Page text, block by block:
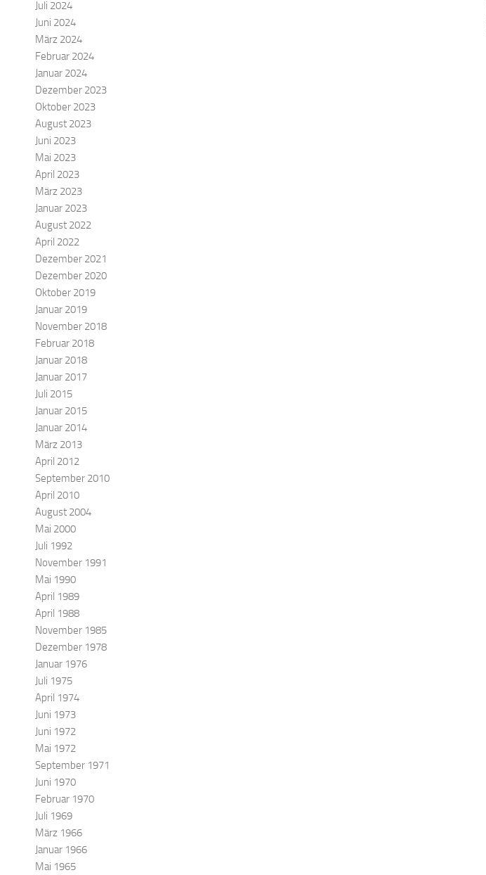
Juli 2024
Juni 2024
März 2024
Februar 2024
Januar 2024
Dezember 2023
Oktober 2023
August 2023
Juni 2023
Mai 2023
April 2023
März 2023
Januar 2023
August 2022
April 2022
Dezember 2021
Dezember 2020
Oktober 2019
Januar 2019
November 2018
Februar 2018
Januar 2018
Januar 2017
Juli 2015
Januar 2015
Januar 2014
März 2013
April 2012
September 2010
April 2010
August 2004
Mai 2000
Juli 1992
November 1991
Mai 1990
April 1989
April 1988
November 1985
Dezember 1978
Januar 1976
Juli 1975
April 1974
Juni 1973
Juni 1972
Mai 1972
September 1971
Juni 1970
Februar 1970
Juli 1969
März 1966
Januar 1966
Mai 1965